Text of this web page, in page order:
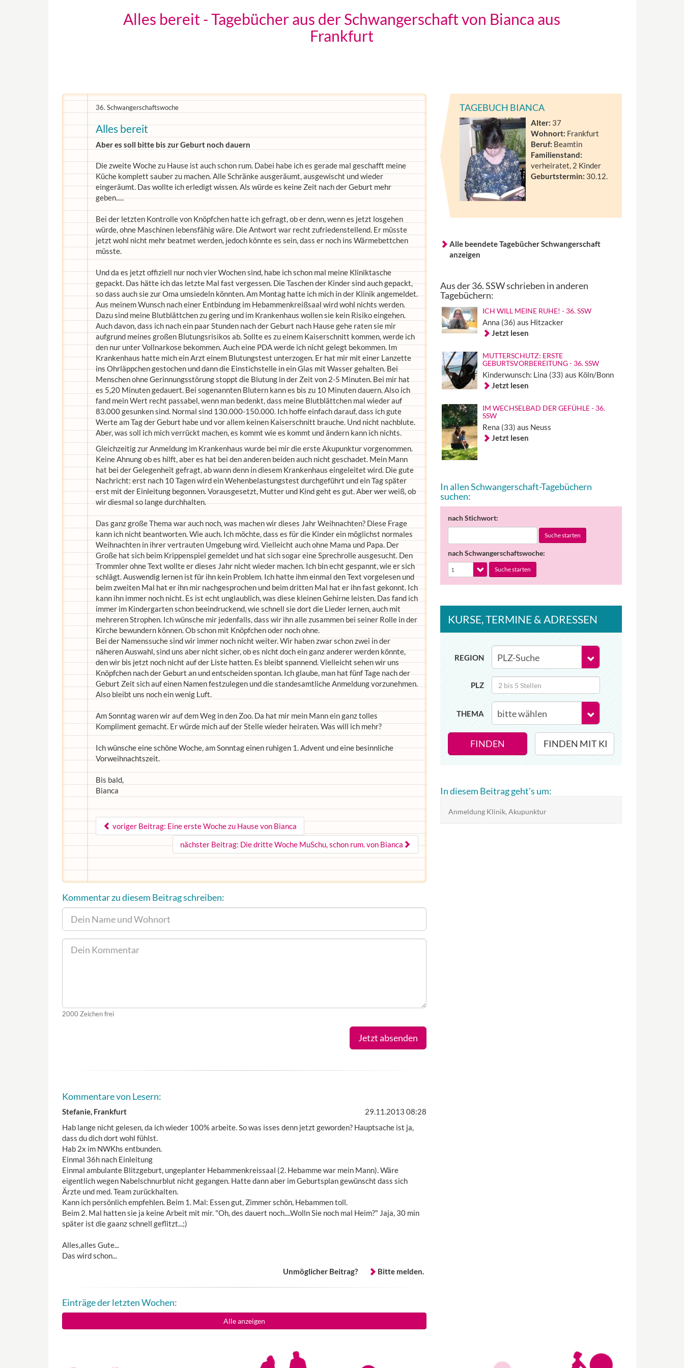
Alles bereit - Tagebücher aus der Schwangerschaft von Bianca aus
Frankfurt
36. Schwangerschaftswoche
Alles bereit
Aber es soll bitte bis zur Geburt noch dauern
Die zweite Woche zu Hause ist auch schon rum. Dabei habe ich es gerade mal geschafft meine
Küche komplett sauber zu machen. Alle Schränke ausgeräumt, ausgewischt und wieder
eingeräumt. Das wollte ich erledigt wissen. Als würde es keine Zeit nach der Geburt mehr
geben.....
Bei der letzten Kontrolle von Knöpfchen hatte ich gefragt, ob er denn, wenn es jetzt losgehen
würde, ohne Maschinen lebensfähig wäre. Die Antwort war recht zufriedenstellend. Er müsste
jetzt wohl nicht mehr beatmet werden, jedoch könnte es sein, dass er noch ins Wärmebettchen
müsste.
Und da es jetzt offiziell nur noch vier Wochen sind, habe ich schon mal meine Kliniktasche
gepackt. Das hätte ich das letzte Mal fast vergessen. Die Taschen der Kinder sind auch gepackt,
so dass auch sie zur Oma umsiedeln könnten. Am Montag hatte ich mich in der Klinik angemeldet.
Aus meinem Wunsch nach einer Entbindung im Hebammenkreißsaal wird wohl nichts werden.
Dazu sind meine Blutblättchen zu gering und im Krankenhaus wollen sie kein Risiko eingehen.
Auch davon, dass ich nach ein paar Stunden nach der Geburt nach Hause gehe raten sie mir
aufgrund meines großen Blutungsrisikos ab. Sollte es zu einem Kaiserschnitt kommen, werde ich
den nur unter Vollnarkose bekommen. Auch eine PDA werde ich nicht gelegt bekommen. Im
Krankenhaus hatte mich ein Arzt einem Blutungstest unterzogen. Er hat mir mit einer Lanzette
ins Ohrläppchen gestochen und dann die Einstichstelle in ein Glas mit Wasser gehalten. Bei
Menschen ohne Gerinnungsstörung stoppt die Blutung in der Zeit von 2-5 Minuten. Bei mir hat
es 5,20 Minuten gedauert. Bei sogenannten Blutern kann es bis zu 10 Minuten dauern. Also ich
fand mein Wert recht passabel, wenn man bedenkt, dass meine Blutblättchen mal wieder auf
83.000 gesunken sind. Normal sind 130.000-150.000. Ich hoffe einfach darauf, dass ich gute
Werte am Tag der Geburt habe und vor allem keinen Kaiserschnitt brauche. Und nicht nachblute.
Aber, was soll ich mich verrückt machen, es kommt wie es kommt und ändern kann ich nichts.
Gleichzeitig zur Anmeldung im Krankenhaus wurde bei mir die erste Akupunktur vorgenommen.
Keine Ahnung ob es hilft, aber es hat bei den anderen beiden auch nicht geschadet. Mein Mann
hat bei der Gelegenheit gefragt, ab wann denn in diesem Krankenhaus eingeleitet wird. Die gute
Nachricht: erst nach 10 Tagen wird ein Wehenbelastungstest durchgeführt und ein Tag später
erst mit der Einleitung begonnen. Vorausgesetzt, Mutter und Kind geht es gut. Aber wer weiß, ob
wir diesmal so lange durchhalten.
Das ganz große Thema war auch noch, was machen wir dieses Jahr Weihnachten? Diese Frage
kann ich nicht beantworten. Wie auch. Ich möchte, dass es für die Kinder ein möglichst normales
Weihnachten in ihrer vertrauten Umgebung wird. Vielleicht auch ohne Mama und Papa. Der
Große hat sich beim Krippenspiel gemeldet und hat sich sogar eine Sprechrolle ausgesucht. Den
Trommler ohne Text wollte er dieses Jahr nicht wieder machen. Ich bin echt gespannt, wie er sich
schlägt. Auswendig lernen ist für ihn kein Problem. Ich hatte ihm einmal den Text vorgelesen und
beim zweiten Mal hat er ihn mir nachgesprochen und beim dritten Mal hat er ihn fast gekonnt. Ich
kann ihn immer noch nicht. Es ist echt unglaublich, was diese kleinen Gehirne leisten. Das fand ich
immer im Kindergarten schon beeindruckend, wie schnell sie dort die Lieder lernen, auch mit
mehreren Strophen. Ich wünsche mir jedenfalls, dass wir ihn alle zusammen bei seiner Rolle in der
Kirche bewundern können. Ob schon mit Knöpfchen oder noch ohne.
Bei der Namenssuche sind wir immer noch nicht weiter. Wir haben zwar schon zwei in der
näheren Auswahl, sind uns aber nicht sicher, ob es nicht doch ein ganz anderer werden könnte,
den wir bis jetzt noch nicht auf der Liste hatten. Es bleibt spannend. Vielleicht sehen wir uns
Knöpfchen nach der Geburt an und entscheiden spontan. Ich glaube, man hat fünf Tage nach der
Geburt Zeit sich auf einen Namen festzulegen und die standesamtliche Anmeldung vorzunehmen.
Also bleibt uns noch ein wenig Luft.
Am Sonntag waren wir auf dem Weg in den Zoo. Da hat mir mein Mann ein ganz tolles
Kompliment gemacht. Er würde mich auf der Stelle wieder heiraten. Was will ich mehr?
Ich wünsche eine schöne Woche, am Sonntag einen ruhigen 1. Advent und eine besinnliche
Vorweihnachtszeit.
Bis bald,
Bianca
voriger Beitrag: Eine erste Woche zu Hause von Bianca
nächster Beitrag: Die dritte Woche MuSchu, schon rum. von Bianca
Kommentar zu diesem Beitrag schreiben:
2000 Zeichen frei
Jetzt absenden
Kommentare von Lesern:
Stefanie, Frankfurt
29.11.2013 08:28
Hab lange nicht gelesen, da ich wieder 100% arbeite. So was isses denn jetzt geworden? Hauptsache ist ja,
dass du dich dort wohl fühlst.
Hab 2x im NWKhs entbunden.
Einmal 36h nach Einleitung
Einmal ambulante Blitzgeburt, ungeplanter Hebammenkreissaal (2. Hebamme war mein Mann). Wäre
eigentlich wegen Nabelschnurblut nicht gegangen. Hatte dann aber im Geburtsplan gewünscht dass sich
Ärzte und med. Team zurückhalten.
Kann ich persönlich empfehlen. Beim 1. Mal: Essen gut, Zimmer schön, Hebammen toll.
Beim 2. Mal hatten sie ja keine Arbeit mit mir. "Oh, des dauert noch....Wolln Sie noch mal Heim?" Jaja, 30 min
später ist die gaanz schnell geflitzt...;)
Alles,alles Gute...
Das wird schon...
Unmöglicher Beitrag?
Bitte melden.
Einträge der letzten Wochen:
Alle anzeigen
TAGEBUCH BIANCA
Alter: 37
Wohnort: Frankfurt
Beruf: Beamtin
Familienstand:
verheiratet, 2 Kinder
Geburtstermin: 30.12.
Alle beendete Tagebücher Schwangerschaft
anzeigen
Aus der 36. SSW schrieben in anderen
Tagebüchern:
ICH WILL MEINE RUHE! - 36. SSW
Anna (36) aus Hitzacker
Jetzt lesen
MUTTERSCHUTZ: ERSTE
GEBURTSVORBEREITUNG - 36. SSW
Kinderwunsch: Lina (33) aus Köln/Bonn
Jetzt lesen
IM WECHSELBAD DER GEFÜHLE - 36.
SSW
Rena (33) aus Neuss
Jetzt lesen
In allen Schwangerschaft-Tagebüchern
suchen:
nach Stichwort:
Suche starten
nach Schwangerschaftswoche:
Suche starten
KURSE, TERMINE & ADRESSEN
REGION
PLZ
THEMA
FINDEN FINDEN MIT KI
In diesem Beitrag geht's um:
Anmeldung Klinik, Akupunktur